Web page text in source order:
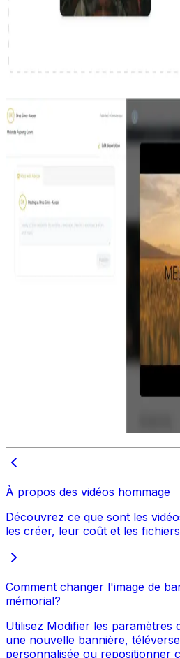
À propos des vidéos hommage
Découvrez ce que sont les
les créer, leur coût et les
Comment changer l'image de
mémorial?
Utilisez Modifier les paramètres
une nouvelle bannière,
personnalisée ou repositionner